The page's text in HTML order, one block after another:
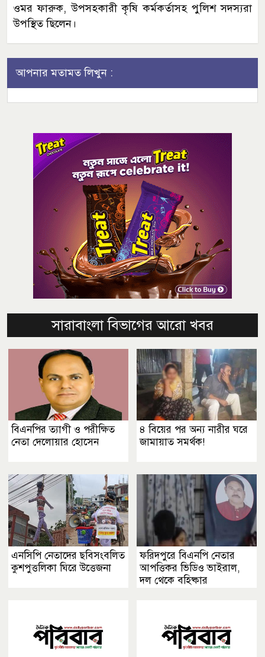
ওমর ফারুক, উপসহকারী কৃষি কর্মকর্তাসহ পুলিশ সদস্যরা
উপস্থিত ছিলেন।
আপনার মতামত লিখুন :
সারাবাংলা বিভাগের আরো খবর
বিএনপির ত্যাগী ও পরীক্ষিত
নেতা দেলোয়ার হোসেন
৪ বিয়ের পর অন্য নারীর ঘরে
জামায়াত সমর্থক!
এনসিপি নেতাদের ছবিসংবলিত
কুশপুত্তলিকা ঘিরে উত্তেজনা
ফরিদপুরে বিএনপি নেতার
আপত্তিকর ভিডিও ভাইরাল,
দল থেকে বহিষ্কার